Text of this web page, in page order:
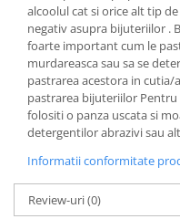
alcoolul cat si orice alt tip
negativ asupra bijuteriilor .
foarte important cum le
murdareasca sau sa se
pastrarea acestora in
pastrarea bijuteriilor
folositi o panza uscata si
detergentilor abrazivi sau
Informatii conformitate
Review-uri(0)